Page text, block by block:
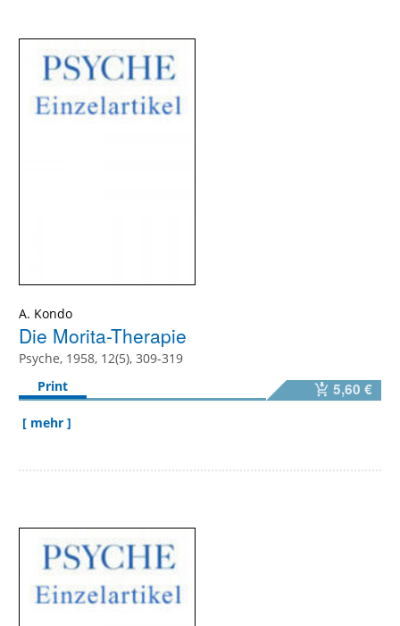
A. Kondo
Die Morita-Therapie
Psyche, 1958, 12(5), 309-319
Print
5,60 €
[ mehr ]